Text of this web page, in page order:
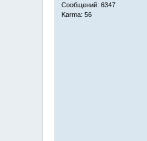
Сообщений: 6347
Karma: 56